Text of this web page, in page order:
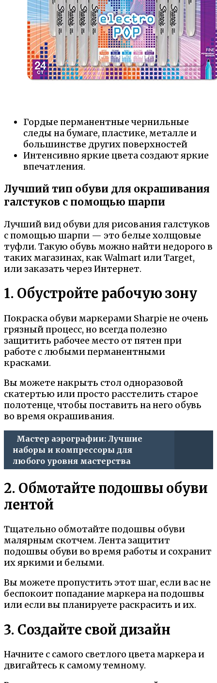
Гордые перманентные чернильные
следы на бумаге, пластике, металле и
большинстве других поверхностей
Интенсивно яркие цвета создают яркие
впечатления.
Лучший тип обуви для окрашивания
галстуков с помощью шарпи
Лучший вид обуви для рисования галстуков
с помощью шарпи — это белые холщовые
туфли. Такую обувь можно найти недорого в
таких магазинах, как Walmart или Target,
или заказать через Интернет.
1. Обустройте рабочую зону
Покраска обуви маркерами Sharpie не очень
грязный процесс, но всегда полезно
защитить рабочее место от пятен при
работе с любыми перманентными
красками.
Вы можете накрыть стол одноразовой
скатертью или просто расстелить старое
полотенце, чтобы поставить на него обувь
во время окрашивания.
Мастер аэрографии: Лучшие
наборы и компрессоры для
любого уровня мастерства
2. Обмотайте подошвы обуви
лентой
Тщательно обмотайте подошвы обуви
малярным скотчем. Лента защитит
подошвы обуви во время работы и сохранит
их яркими и белыми.
Вы можете пропустить этот шаг, если вас не
беспокоит попадание маркера на подошвы
или если вы планируете раскрасить и их.
3. Создайте свой дизайн
Начните с самого светлого цвета маркера и
двигайтесь к самому темному.